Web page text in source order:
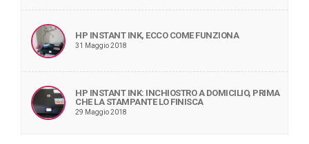
HP INSTANT INK, ECCO COME FUNZIONA
31 Maggio 2018
HP INSTANT INK: INCHIOSTRO A DOMICILIO, PRIMA
CHE LA STAMPANTE LO FINISCA
29 Maggio 2018